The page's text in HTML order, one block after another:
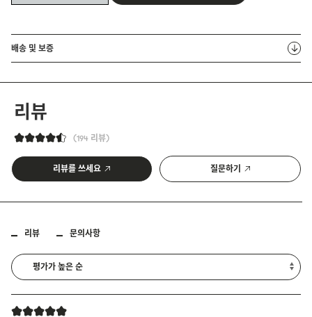
배송 및 보증
리뷰
194 리뷰
리뷰를 쓰세요 질문하기
리뷰 문의사항